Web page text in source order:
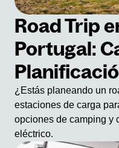
Road Trip
Portugal:
¿Estás planeando un
estaciones de carga
opciones de camping y
eléctrico.